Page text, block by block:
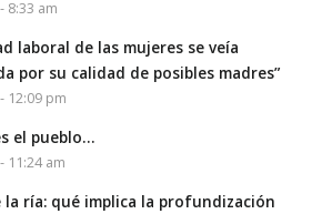
8:33 am
laboral de las mujeres se veía
por su calidad de posibles madres”
12:09 pm
el pueblo…
11:24 am
la ría: qué implica la profundización